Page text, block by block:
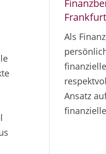
Als
Ansatz